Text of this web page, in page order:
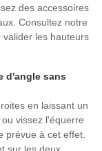
des accessoires
Consultez notre
valider les hauteurs
d'angle sans
en laissant un
vissez l'équerre
prévue à cet effet.